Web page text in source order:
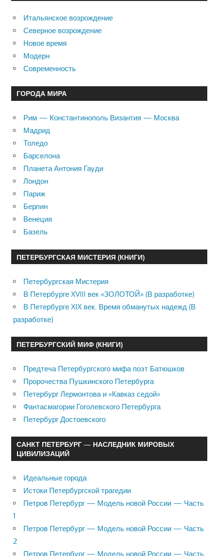
Итальянское возрождение
Северное возрождение
Новое время
Модерн
Современность
ГОРОДА МИРА
Рим — Константинополь Византия — Москва
Мадрид
Толедо
Барселона
Планета Антония Гауди
Лондон
Париж
Берлин
Венеция
Базель
ПЕТЕРБУРГСКАЯ МИСТЕРИЯ (КНИГИ)
Петербургская Мистерия
В Петербурге XVIII век «ЗОЛОТОЙ» (В разработке)
В Петербурге XIX век. Время обманутых надежд (В
разработке)
ПЕТЕРБУРГСКИЙ МИФ (КНИГИ)
Предтеча Петербургского мифа поэт Батюшков
Пророчества Пушкинского Петербурга
Петербург Лермонтова и «Кавказ седой»
Фантасмагории Гоголевского Петербурга
Петербург Достоевского
САНКТ ПЕТЕРБУРГ — НАСЛЕДНИК МИРОВЫХ
ЦИВИЛИЗАЦИЙ
Идеальные города
Истоки Петербургской трагедии
Петров Петербург — Модель новой России — Часть
1
Петров Петербург — Модель новой России — Часть
2
Петров Петербург — Модель новой России — Часть